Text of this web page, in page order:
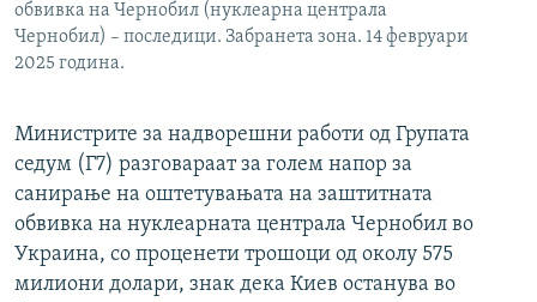
обвивка на Чернобил (нуклеарна централа
Чернобил) – последици. Забранета зона. 14 февруари
2025 година.
Министрите за надворешни работи од Групата
седум (Г7) разговараат за голем напор за
санирање на оштетувањата на заштитната
обвивка на нуклеарната централа Чернобил во
Украина, со проценети трошоци од околу 575
милиони долари, знак дека Киев останува во